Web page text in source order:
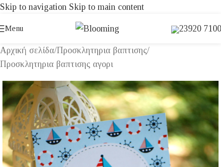
Skip to navigation Skip to main content
Menu 23920
Αρχική σελίδα/Προσκλητηρια βαπτισης/
Προσκλητηρια βαπτισης αγορι